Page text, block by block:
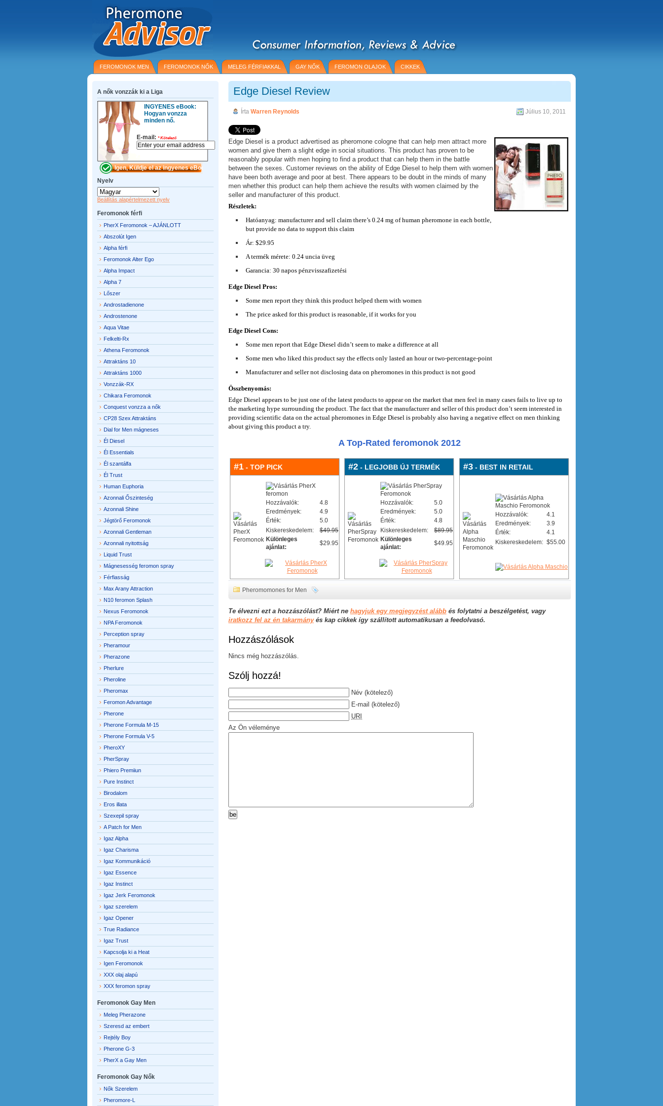
FEROMONOK MEN FEROMONOK NŐK MELEG FÉRFIAKKAL GAY NŐK FEROMON OLAJOK CIKKEK
Edge Diesel Review
Írta Warren Reynolds Július 10, 2011
Edge Diesel is a product advertised as pheromone cologne that can help men attract more
women and give them a slight edge in social situations. This product has proven to be
reasonably popular with men hoping to find a product that can help them in the battle
between the sexes. Customer reviews on the ability of Edge Diesel to help them with women
have been both average and poor at best. There appears to be doubt in the minds of many
men whether this product can help them achieve the results with women claimed by the
seller and manufacturer of this product.
Részletek:
Hatóanyag: manufacturer and sell claim there’s 0.24 mg of human pheromone in each bottle,
but provide no data to support this claim
Ár: $29.95
A termék mérete: 0.24 uncia üveg
Garancia: 30 napos pénzvisszafizetési
Edge Diesel Pros:
Some men report they think this product helped them with women
The price asked for this product is reasonable, if it works for you
Edge Diesel Cons:
Some men report that Edge Diesel didn’t seem to make a difference at all
Some men who liked this product say the effects only lasted an hour or two-percentage-point
Manufacturer and seller not disclosing data on pheromones in this product is not good
Összbenyomás:
Edge Diesel appears to be just one of the latest products to appear on the market that men feel in many cases fails to live up to
the marketing hype surrounding the product. The fact that the manufacturer and seller of this product don’t seem interested in
providing scientific data on the actual pheromones in Edge Diesel is probably also having a negative effect on men thinking
about giving this product a try.
A Top-Rated feromonok 2012
#1 - TOP PICK
Hozzávalók:
4.8
Eredmények:
4.9
Érték:
5.0
Kiskereskedelem:
$49.95
Különleges
ajánlat:
$29.95
#2 - LEGJOBB ÚJ TERMÉK
Hozzávalók:
5.0
Eredmények:
5.0
Érték:
4.8
Kiskereskedelem:
$89.95
Különleges
ajánlat:
$49.95
#3 - BEST IN RETAIL
Hozzávalók:
4.1
Eredmények:
3.9
Érték:
4.1
Kiskereskedelem: $55.00
Pheromomones for Men
Te élvezni ezt a hozzászólást? Miért ne hagyjuk egy megjegyzést alább és folytatni a beszélgetést, vagy
iratkozz fel az én takarmányés kap cikkek így szállított automatikusan a feedolvasó.
Hozzászólások
Nincs még hozzászólás.
Szólj hozzá!
Név (kötelező)
E-mail (kötelező)
URI
Az Ön véleménye
A nők vonzzák ki a Liga
INGYENES eBook:
Hogyan vonzza
minden nő.
E-mail: *Kötelező
Nyelv
Beállítás alapértelmezett nyelv
Feromonok férfi
PherX Feromonok – AJÁNLOTT
Abszolút Igen
Alpha férfi
Feromonok Alter Ego
Alpha Impact
Alpha 7
Lőszer
Androstadienone
Androstenone
Aqua Vitae
Felkelti-Rx
Athena Feromonok
Attraktáns 10
Attraktáns 1000
Vonzzák-RX
Chikara Feromonok
Conquest vonzza a nők
CP28 Szex Attraktáns
Dial for Men mágneses
Él Diesel
Él Essentials
Él szantálfa
Él Trust
Human Euphoria
Azonnali Őszinteség
Azonnali Shine
Jégtörő Feromonok
Azonnali Gentleman
Azonnali nyitottság
Liquid Trust
Mágnesesség feromon spray
Férfiasság
Max Arany Attraction
N10 feromon Splash
Nexus Feromonok
NPA Feromonok
Perception spray
Pheramour
Pherazone
Pherlure
Pheroline
Pheromax
Feromon Advantage
Pherone
Pherone Formula M-15
Pherone Formula V-5
PheroXY
PherSpray
Phiero Premiiun
Pure Instinct
Birodalom
Eros illata
Szexepil spray
A Patch for Men
Igaz Alpha
Igaz Charisma
Igaz Kommunikáció
Igaz Essence
Igaz Instinct
Igaz Jerk Feromonok
Igaz szerelem
Igaz Opener
True Radiance
Igaz Trust
Kapcsolja ki a Heat
Igen Feromonok
XXX olaj alapú
XXX feromon spray
Feromonok Gay Men
Meleg Pherazone
Szeresd az embert
Rejtély Boy
Pherone G-3
PherX a Gay Men
Feromonok Gay Nők
Nők Szerelem
Pheromore-L